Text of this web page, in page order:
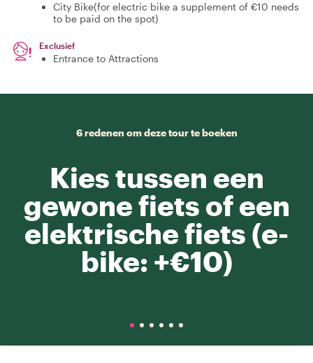
City Bike(for electric bike a supplement of €10 needs
to be paid on the spot)
Exclusief
Entrance to Attractions
6 redenen om deze tour te boeken
Kies tussen een
gewone fiets of een
elektrische fiets (e-
bike: +€10)